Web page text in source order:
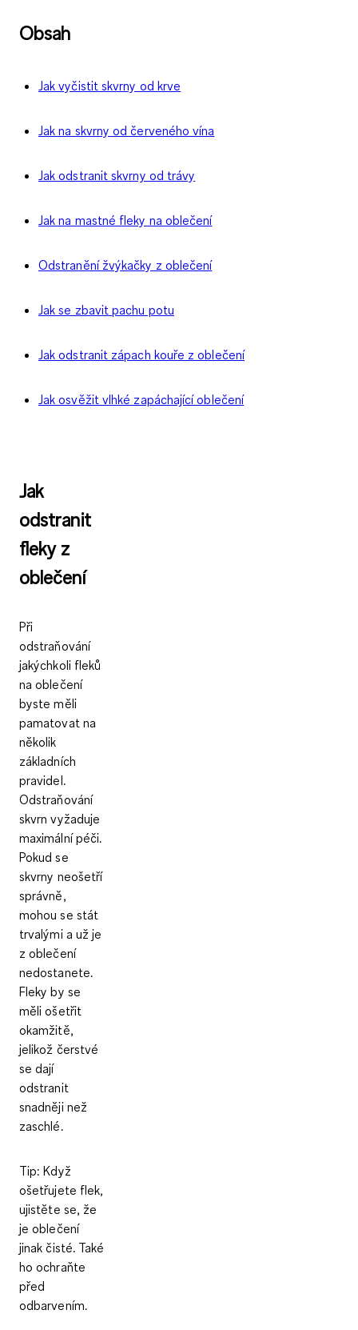
Obsah
Jak vyčistit skvrny od krve
Jak na skvrny od červeného vína
Jak odstranit skvrny od trávy
Jak na mastné fleky na oblečení
Odstranění žvýkačky z oblečení
Jak se zbavit pachu potu
Jak odstranit zápach kouře z oblečení
Jak osvěžit vlhké zapáchající oblečení
Jak
odstranit
fleky z
oblečení
Při
odstraňování
jakýchkoli fleků
na oblečení
byste měli
pamatovat na
několik
základních
pravidel.
Odstraňování
skvrn vyžaduje
maximální péči.
Pokud se
skvrny neošetří
správně,
mohou se stát
trvalými a už je
z oblečení
nedostanete.
Fleky by se
měliošetřit
okamžitě,
jelikož čerstvé
se dají
odstranit
snadněji než
zaschlé.
Tip: Když
ošetřujete flek,
ujistěte se, že
je oblečení
jinak čisté. Také
ho ochraňte
před
odbarvením.